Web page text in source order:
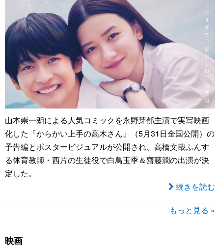
山本崇一朗による人気コミックを永野芽郁主演で実写映画
化した『からかい上手の高木さん』（5月31日全国公開）の
予告編とポスタービジュアルが公開され、高橋文哉ふんす
る体育教師・西片の生徒役で白鳥玉季＆齋藤潤の出演が決
定した。
続きを読む
もっと見る »
映画